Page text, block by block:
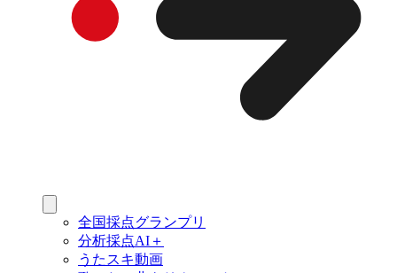
全国採点グランプリ
分析採点AI＋
うたスキ動画